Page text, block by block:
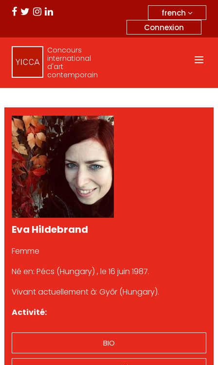
french
Connexion
Concours
international
d'art
contemporain
Eva Hildebrand
Femme
Né en: Pécs (Hungary) , le 16 juin 1987.
Vivant actuellement à: Győr (Hungary).
Activité:
BIO